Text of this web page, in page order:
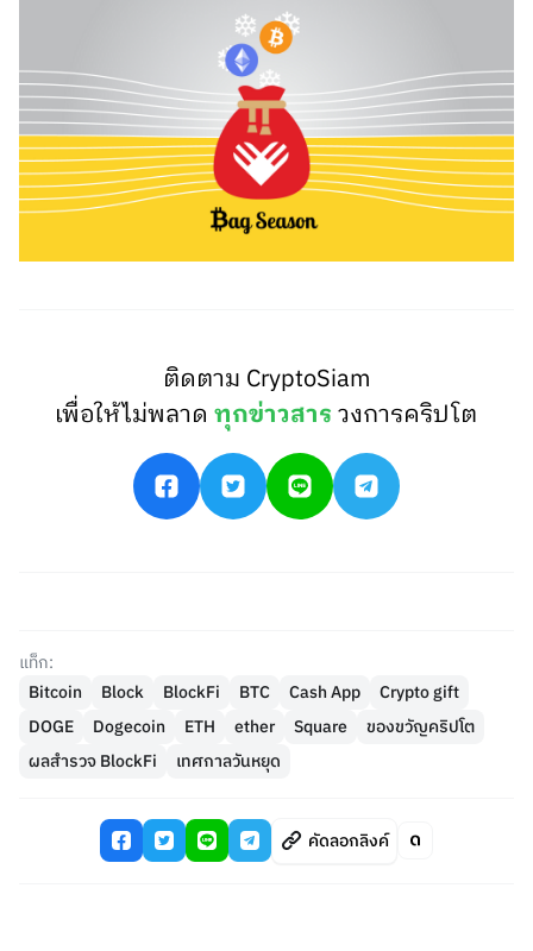
ติดตาม CryptoSiam
เพื่อให้ไม่พลาดทุกข่าวสารวงการคริปโต
แท็ก:
Bitcoin
Block BlockFi BTC Cash App
Crypto gift
DOGE
Dogecoin ETH ether Square
ของขวัญคริปโต
ผลสำรวจ BlockFi
เทศกาลวันหยุด
คัดลอกลิงค์